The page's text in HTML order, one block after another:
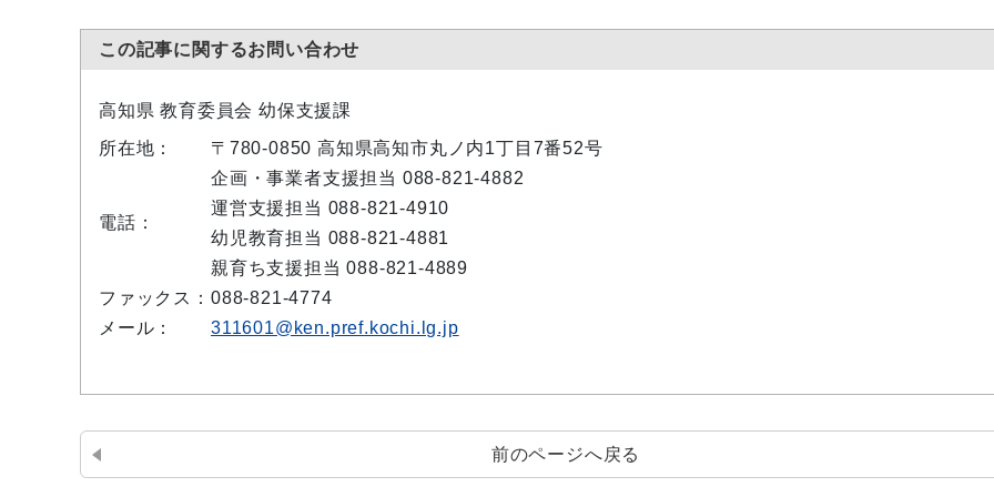
この記事に関するお問い合わせ
高知県 教育委員会 幼保支援課
所在地：
〒780-0850 高知県高知市丸ノ内1丁目7番52号
電話：
企画・事業者支援担当 088-821-4882
運営支援担当 088-821-4910
幼児教育担当 088-821-4881
親育ち支援担当 088-821-4889
ファックス： 088-821-4774
メール：
311601@ken.pref.kochi.lg.jp
前のページへ戻る